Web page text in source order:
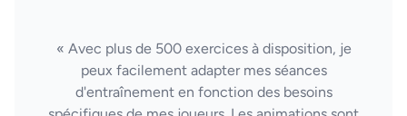
« Avec plus de 500 exercices à disposition, je
peux facilement adapter mes séances
d'entraînement en fonction des besoins